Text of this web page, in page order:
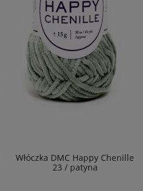
Włóczka DMC Happy Chenille
23 / patyna